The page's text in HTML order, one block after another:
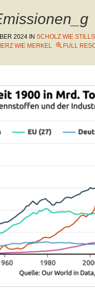
2024 IN SCHOLZ WIE
WIE MERKEL
FULL